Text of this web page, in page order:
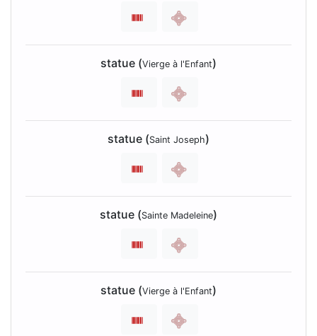
statue (Vierge à l'Enfant)
statue (Saint Joseph)
statue (Sainte Madeleine)
statue (Vierge à l'Enfant)